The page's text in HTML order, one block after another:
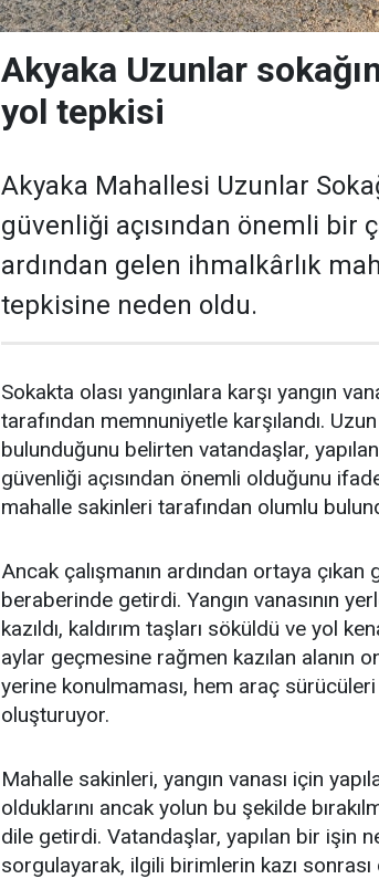
Akyaka Uzunlar
yol tepkisi
Akyaka Mahallesi Uzunlar
güvenliği açısından önemli bir
ardından gelen ihmalkârlık
tepkisine neden oldu.
Sokakta olası yangınlara karşı yangın
tarafından memnuniyetle karşılandı.
bulunduğunu belirten vatandaşlar,
güvenliği açısından önemli olduğunu
mahalle sakinleri tarafından olumlu
Ancak çalışmanın ardından ortaya
beraberinde getirdi. Yangın vanasının
kazıldı, kaldırım taşları söküldü ve yol
aylar geçmesine rağmen kazılan alanın
yerine konulmaması, hem araç
oluşturuyor.
Mahalle sakinleri, yangın vanası için
olduklarını ancak yolun bu şekilde
dile getirdi. Vatandaşlar, yapılan bir işin
sorgulayarak, ilgili birimlerin kazı